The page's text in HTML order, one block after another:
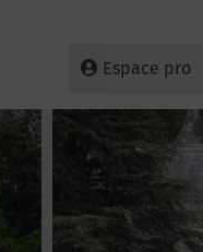
Espace pro